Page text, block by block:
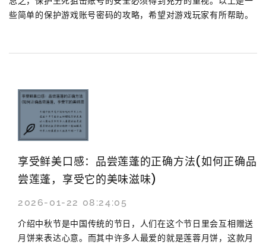
些简单的保护游戏账号密码的攻略，希望对游戏玩家有所帮助。
享受鲜美口感：品尝莲蓬的正确方法(如何正确品
尝莲蓬，享受它的美味滋味)
2026-01-22 08:24:05
介绍中秋节是中国传统的节日，人们在这个节日里会互相赠送
月饼来表达心意。而其中许多人最爱的就是莲蓉月饼，这款月